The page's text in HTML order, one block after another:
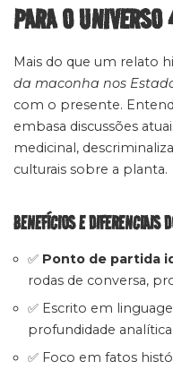
PARA O
Mais do que um relato
da maconha nos
com o presente.
embasa discussões
medicinal,
culturais sobre a planta.
BENEFÍCIOS E DIFERENCIAIS
✅ Ponto de partida
rodas de conversa,
✅ Escrito em
profundidade analítica.
✅ Foco em fatos